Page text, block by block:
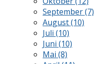
September (7)
August (10)
Juli (10)
Juni (10)
Mai (8)